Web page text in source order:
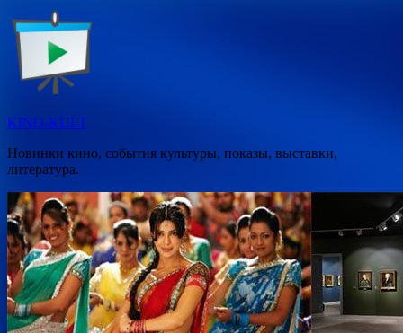
Перейти
к
содержимому
KINO-KULT
Новинки кино, события культуры, показы, выставки,
литература.